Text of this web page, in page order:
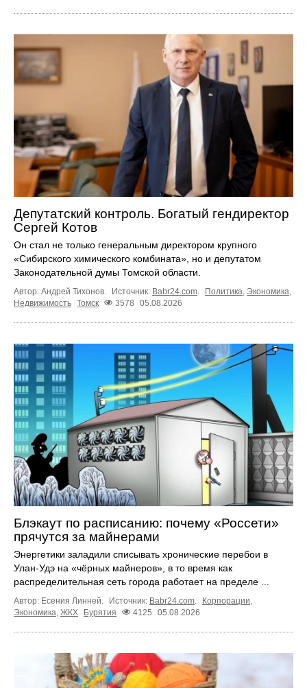
Депутатский контроль. Богатый гендиректор
Сергей Котов
Он стал не только генеральным директором крупного
«Сибирского химического комбината», но и депутатом
Законодательной думы Томской области.
Автор: Андрей Тихонов. Источник: Babr24.com Политика Экономика
Недвижимость Томск 3578 05.08.2026
Блэкаут по расписанию: почему «Россети»
прячутся за майнерами
Энергетики заладили списывать хронические перебои в
Улан-Удэ на «чёрных майнеров», в то время как
распределительная сеть города работает на пределе ...
Автор: Есения Линней. Источник: Babr24.com Корпорации
Экономика ЖКХ Бурятия 4125 05.08.2026